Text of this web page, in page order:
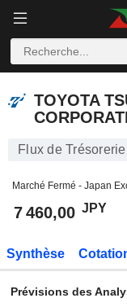
TOYOTA
Flux de
Marché Fermé - Japan
7 460,00 JPY
Synthèse
Prévisions des